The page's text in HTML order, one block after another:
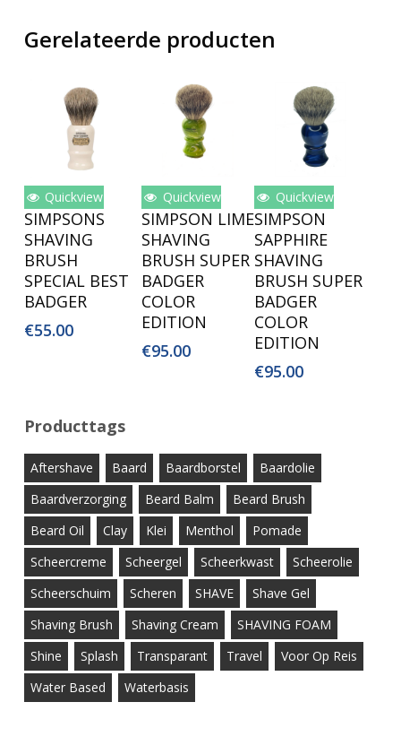
Gerelateerde producten
Toevoegen
Aan
Winkelwagen
Quickview
SIMPSONS
SHAVING
BRUSH
SPECIAL BEST
BADGER
€55.00
Toevoegen
Aan
Winkelwagen
Quickview
SIMPSON LIME
SHAVING
BRUSH SUPER
BADGER
COLOR
EDITION
€95.00
Toevoegen
Aan
Winkelwagen
Quickview
SIMPSON
SAPPHIRE
SHAVING
BRUSH SUPER
BADGER
COLOR
EDITION
€95.00
Producttags
Aftershave Baard Baardborstel
Baardolie
Baardverzorging
Beard Balm
Beard Brush
Beard Oil
Clay Klei Menthol
Pomade
Scheercreme
Scheergel Scheerkwast
Scheerolie
Scheerschuim
Scheren SHAVE
Shave Gel
Shaving Brush
Shaving Cream
SHAVING FOAM
Shine
Splash Transparant Travel
Voor Op Reis
Water Based
Waterbasis